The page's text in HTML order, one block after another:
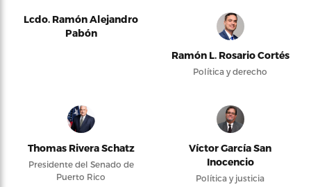
Lcdo. Ramón Alejandro
Pabón
Ramón L. Rosario Cortés
Política y derecho
Thomas Rivera Schatz
Presidente del Senado de
Puerto Rico
Víctor García San
Inocencio
Política y justicia